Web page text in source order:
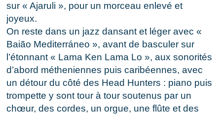
sur « Ajaruli », pour un morceau enlevé et
joyeux.
On reste dans un jazz dansant et léger avec «
Baião Mediterráneo », avant de basculer sur
l’étonnant « Lama Ken Lama Lo », aux sonorités
d’abord métheniennes puis caribéennes, avec
un détour du côté des Head Hunters : piano puis
trompette y sont tour à tour soutenus par un
chœur, des cordes, un orgue, une flûte et des